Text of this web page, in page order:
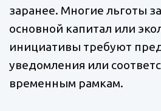
заранее. Многие льготы
основной капитал или
инициативы требуют
уведомления или
временным рамкам.